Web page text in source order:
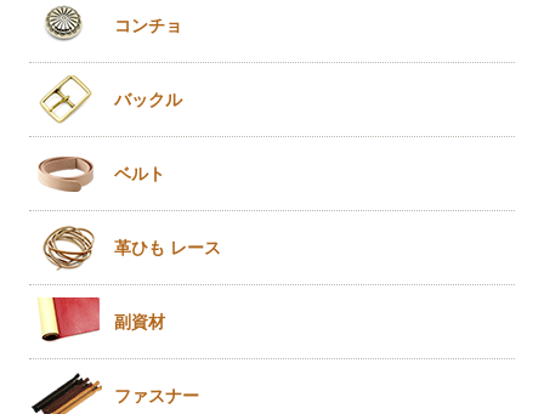
コンチョ
バックル
ベルト
革ひも レース
副資材
ファスナー